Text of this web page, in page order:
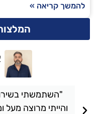
להמשך קריאה »
"השתמשתי
והייתי מרוצה מעל